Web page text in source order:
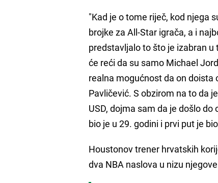
"Kad je o tome riječ, kod njega
brojke za All-Star igrača, a i
predstavljalo to što je izabran
će reći da su samo Michael
realna mogućnost da on doista
Pavličević. S obzirom na to da
USD, dojma sam da je došlo do
bio je u 29. godini i prvi put je
Houstonov trener hrvatskih
dva NBA naslova u nizu